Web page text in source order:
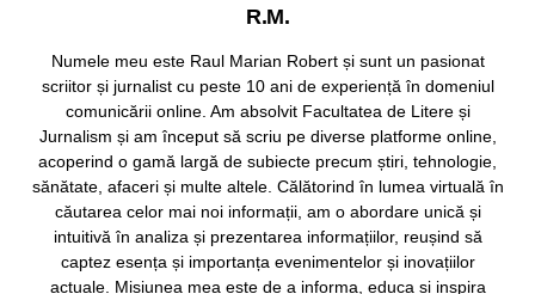
R.M.
Numele meu este Raul Marian Robert și sunt un pasionat
scriitor și jurnalist cu peste 10 ani de experiență în domeniul
comunicării online. Am absolvit Facultatea de Litere și
Jurnalism și am început să scriu pe diverse platforme online,
acoperind o gamă largă de subiecte precum știri, tehnologie,
sănătate, afaceri și multe altele. Călătorind în lumea virtuală în
căutarea celor mai noi informații, am o abordare unică și
intuitivă în analiza și prezentarea informațiilor, reușind să
captez esența și importanța evenimentelor și inovațiilor
actuale. Misiunea mea este de a informa, educa și inspira